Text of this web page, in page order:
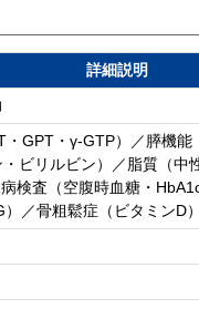
詳細説明
GPT・γ-GTP）／膵機
ビリルビン）／脂質（中
検査（空腹時血糖・
／骨粗鬆症（ビタミンD）